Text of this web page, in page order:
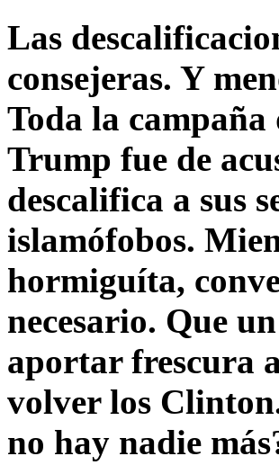
Las
consejeras. Y
Toda la
Trump fue de
descalifica a sus
islamófobos.
hormiguíta,
necesario. Que
aportar frescura
volver los
no hay nadie